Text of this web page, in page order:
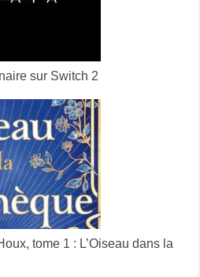
sur Switch 2
tome 1 : L’Oiseau dans la